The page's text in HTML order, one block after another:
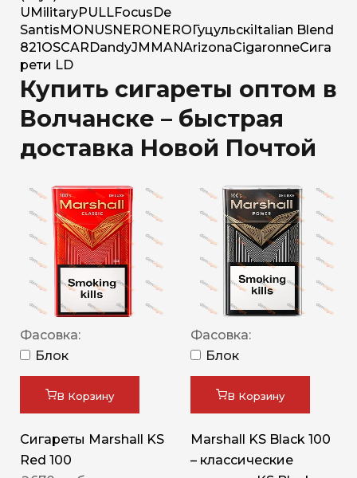
U MilitaryPULLFocus De
Santis MONUSNERO NERO Гуцульскі Italian Blend
821 OSCAR DandyJM MANArizonaCigaronneСига
рети LD
Купить сигареты оптом в
Волчанске – быстрая
доставка Новой Почтой
Фасовка:
Блок
В Корзину
Сигареты Marshall KS
Red 100
Фасовка:
Блок
В Корзину
Marshall KS Black 100
– классические